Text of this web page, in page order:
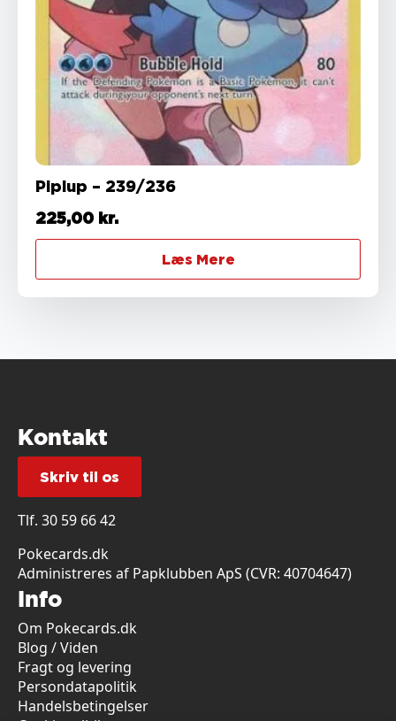
Piplup – 239/236
225,00 kr.
Læs Mere
Kontakt
Skriv til os
Tlf. 30 59 66 42
Pokecards.dk
Administreres af Papklubben ApS (CVR: 40704647)
Info
Om Pokecards.dk
Blog / Viden
Fragt og levering
Persondatapolitik
Handelsbetingelser